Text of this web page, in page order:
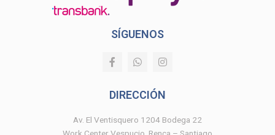
SÍGUENOS
F
a
b
o
k
W
h
s
p
p
I
n
a
r
a
DIRECCIÓN
Av. El Ventisquero 1204 Bodega 22
Work Center Vespucio, Renca – Santiago